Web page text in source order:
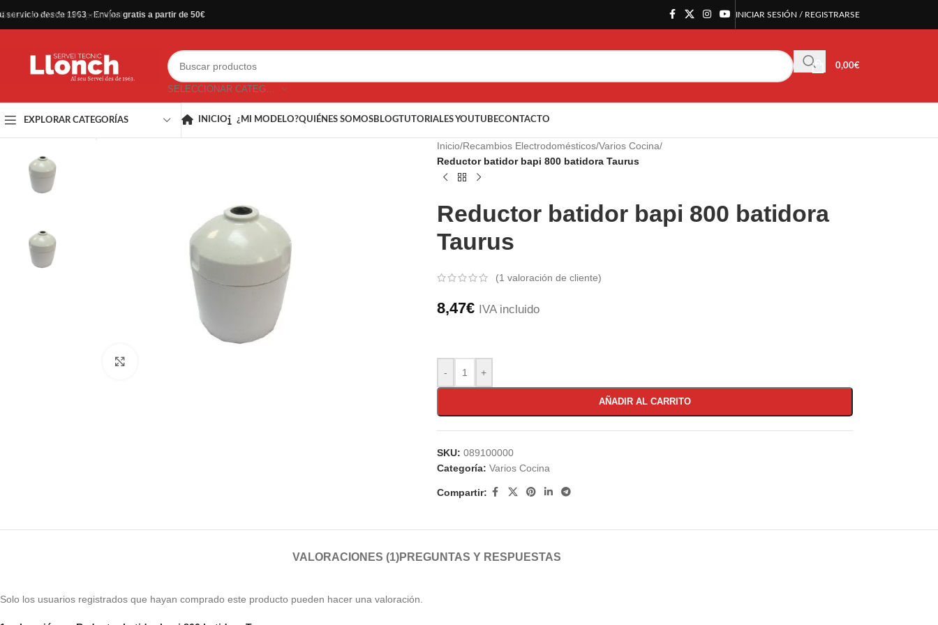
Saltar al contenido principal
servicio desde 1963 - Envíos gratis a partir de 50€ INICIAR SESIÓN / REGISTRARSE
0,00€
EXPLORAR CATEGORÍAS INICIO ¿MI MODELO?QUIÉNES SOMOSBLOGTUTORIALES YOUTUBECONTACTO
Inicio/Recambios Electrodomésticos/Varios Cocina/
Reductor batidor bapi 800 batidora Taurus
Reductor batidor bapi 800 batidora
Taurus
(1 valoración de cliente)
8,47€ IVA incluido
- +
AÑADIR AL CARRITO
SKU: 089100000
Categoría: Varios Cocina
Compartir:
VALORACIONES (1)PREGUNTAS Y RESPUESTAS
Solo los usuarios registrados que hayan comprado este producto pueden hacer una valoración.